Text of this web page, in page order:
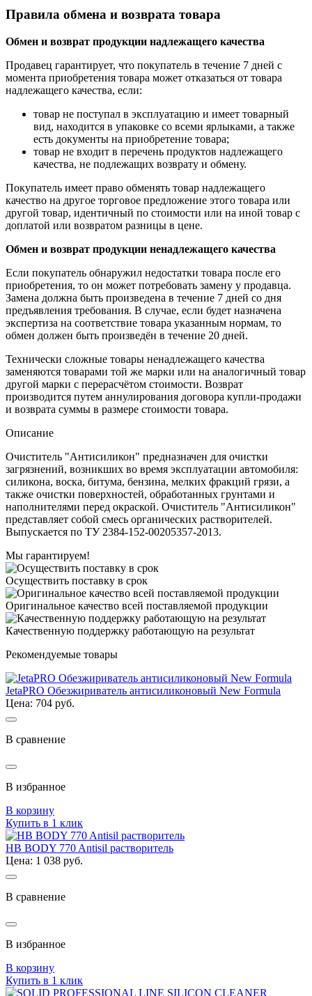
Правила обмена и возврата товара
Обмен и возврат продукции надлежащего качества
Продавец гарантирует, что покупатель в течение 7 дней с
момента приобретения товара может отказаться от товара
надлежащего качества, если:
товар не поступал в эксплуатацию и имеет товарный
вид, находится в упаковке со всеми ярлыками, а также
есть документы на приобретение товара;
товар не входит в перечень продуктов надлежащего
качества, не подлежащих возврату и обмену.
Покупатель имеет право обменять товар надлежащего
качество на другое торговое предложение этого товара или
другой товар, идентичный по стоимости или на иной товар с
доплатой или возвратом разницы в цене.
Обмен и возврат продукции ненадлежащего качества
Если покупатель обнаружил недостатки товара после его
приобретения, то он может потребовать замену у продавца.
Замена должна быть произведена в течение 7 дней со дня
предъявления требования. В случае, если будет назначена
экспертиза на соответствие товара указанным нормам, то
обмен должен быть произведён в течение 20 дней.
Технически сложные товары ненадлежащего качества
заменяются товарами той же марки или на аналогичный товар
другой марки с перерасчётом стоимости. Возврат
производится путем аннулирования договора купли-продажи
и возврата суммы в размере стоимости товара.
Описание
Очиститель "Антисиликон" предназначен для очистки
загрязнений, возникших во время эксплуатации автомобиля:
силикона, воска, битума, бензина, мелких фракций грязи, а
также очистки поверхностей, обработанных грунтами и
наполнителями перед окраской. Очиститель "Антисиликон"
представляет собой смесь органических растворителей.
Выпускается по ТУ 2384-152-00205357-2013.
Мы гарантируем!
Осуществить поставку в срок
Оригинальное качество всей поставляемой продукции
Качественную поддержку работающую на результат
Рекомендуемые товары
JetaPRO Обезжириватель антисиликоновый New Formula
Цена: 704 руб.
В сравнение
В избранное
В корзину
Купить в 1 клик
HB BODY 770 Antisil растворитель
Цена: 1 038 руб.
В сравнение
В избранное
В корзину
Купить в 1 клик